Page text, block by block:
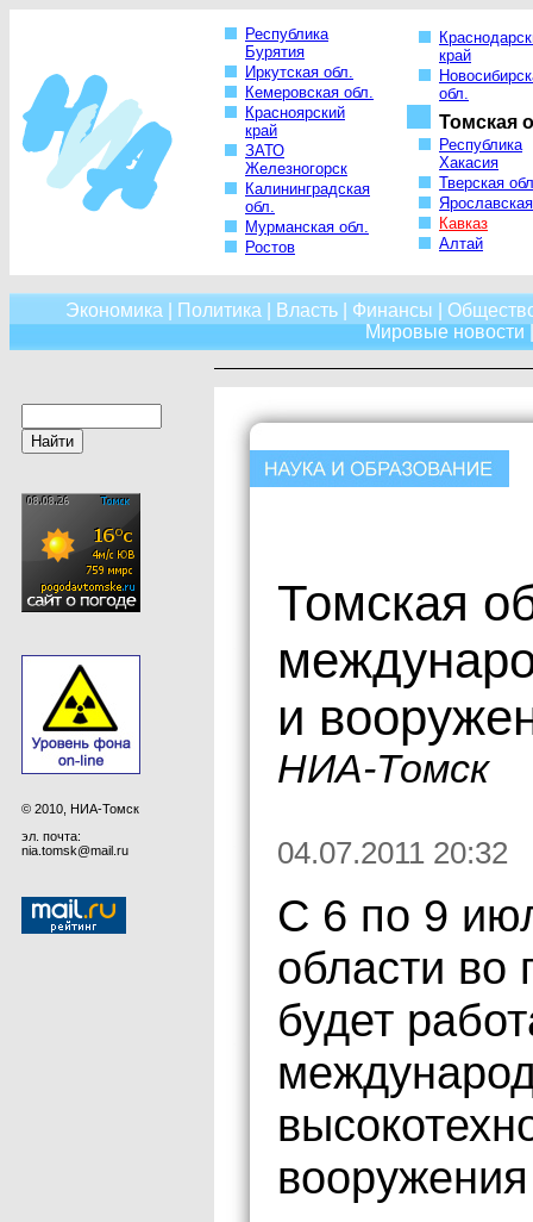
Республика
Бурятия
Иркутская обл.
Кемеровская обл.
Красноярский
край
ЗАТО
Железногорск
Калининградская
обл.
Мурманская обл.
Ростов
край
обл.
Томская
Республика
Хакасия
Тверская
Кавказ
Алтай
Экономика Политика Власть Финансы
Мировые новости
© 2010, НИА-Томск
эл. почта:
nia.tomsk@mail.ru
Томская
и
НИА-Томск
04.07.2011 20:32
С 6 по 9
области во
будет